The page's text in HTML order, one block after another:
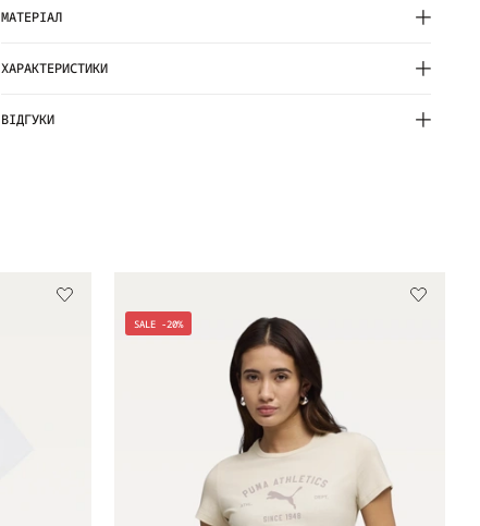
МАТЕРІАЛ
ХАРАКТЕРИСТИКИ
ВІДГУКИ
SALE -20%